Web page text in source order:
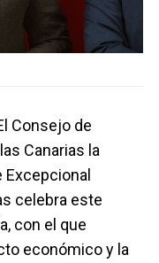
Consejo de
Canarias la
Excepcional
celebra este
con el que
económico y la